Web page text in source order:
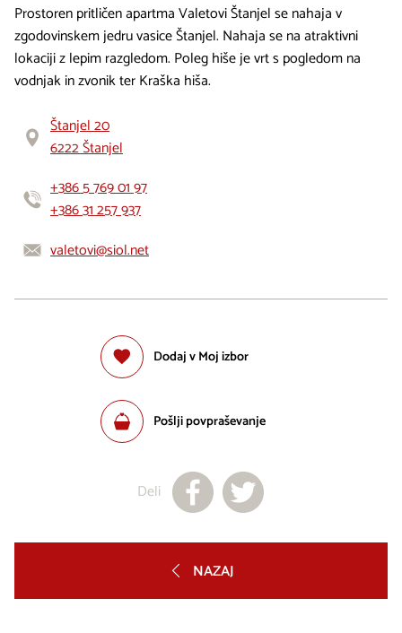
Prostoren pritličen apartma Valetovi Štanjel se nahaja v
zgodovinskem jedru vasice Štanjel. Nahaja se na atraktivni
lokaciji z lepim razgledom. Poleg hiše je vrt s pogledom na
vodnjak in zvonik ter Kraška hiša.
Štanjel 20
6222 Štanjel
+386 5 769 01 97
+386 31 257 937
valetovi@siol.net
Dodaj v Moj izbor
Pošlji povpraševanje
Deli
NAZAJ